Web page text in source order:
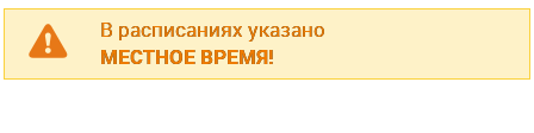
В расписаниях указано
МЕСТНОЕ ВРЕМЯ!